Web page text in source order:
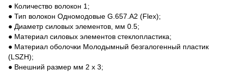
● Количество волокон 1;
● Тип волокон Одномодовые G.657.А2 (Flex);
● Диаметр силовых элементов, мм 0.5;
● Материал силовых элементов стеклопластика;
● Материал оболочки Молодымный безгалогенный пластик
(LSZH);
● Внешний размер мм 2 x 3;